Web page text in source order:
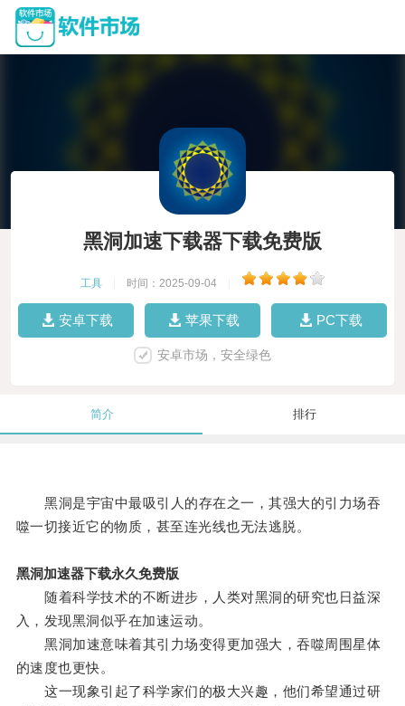
黑洞加速下载器下载免费版
工具 时间：2025-09-04
安卓下载 苹果下载 PC下载
安卓市场，安全绿色
简介 排行
黑洞是宇宙中最吸引人的存在之一，其强大的引力场吞
噬一切接近它的物质，甚至连光线也无法逃脱。
黑洞加速器下载永久免费版
随着科学技术的不断进步，人类对黑洞的研究也日益深
入，发现黑洞似乎在加速运动。
黑洞加速意味着其引力场变得更加强大，吞噬周围星体
的速度也更快。
这一现象引起了科学家们的极大兴趣，他们希望通过研